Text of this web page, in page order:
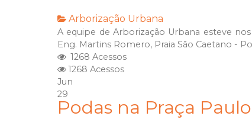
Arborização Urbana
A equipe de Arborização Urbana esteve
Eng. Martins Romero, Praia São Caetano -
1268 Acessos
1268 Acessos
Jun
29
Podas na Praça